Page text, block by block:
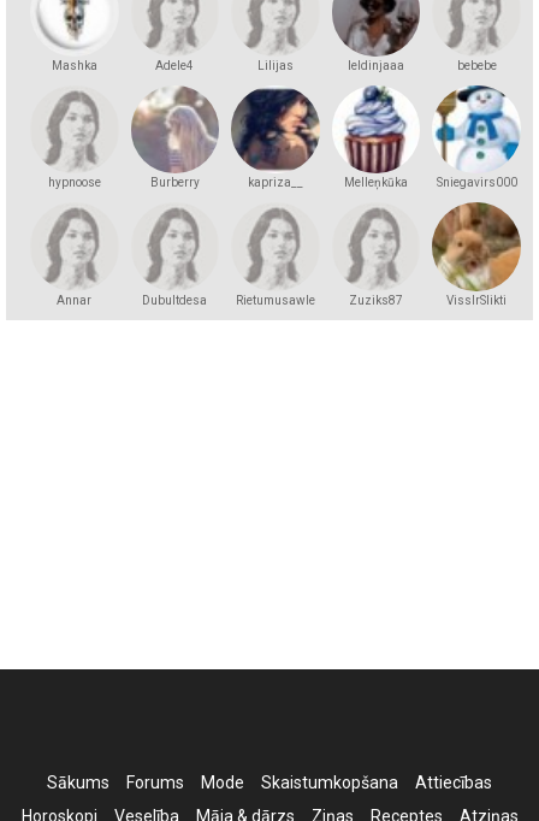
Mashka
Adele4 Lilijas leldinjaaa bebebe
hypnoose Burberry kapriza__ Melleņkūka Sniegavirs000
Annar Dubultdesa Rietumusawle Zuziks87 VissIrSlikti
Sākums Forums Mode Skaistumkopšana
Attiecības
Horoskopi
Veselība Māja & dārzs Ziņas Receptes Atziņas